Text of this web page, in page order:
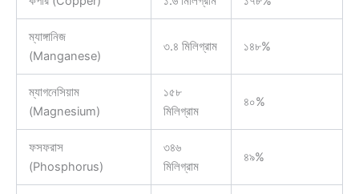
ম্যাঙ্গানিজ
(Manganese)
৩.৪ মিলিগ্রাম ১৪৮%
ম্যাগনেসিয়াম
(Magnesium)
১৫৮
মিলিগ্রাম
৪০%
ফসফরাস
(Phosphorus)
৩৪৬
মিলিগ্রাম
৪৯%